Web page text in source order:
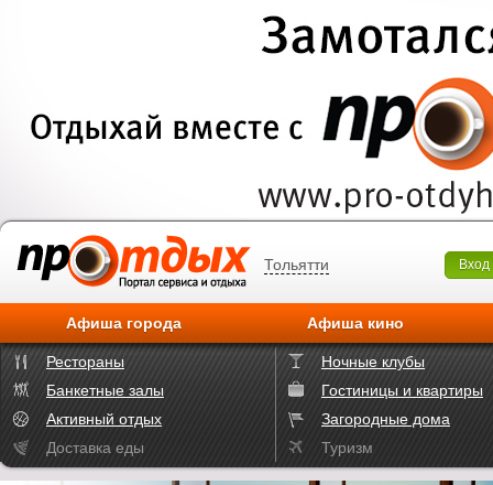
Тольятти Вход
Афиша города Афиша кино
Рестораны
Ночные клубы
Банкетные залы
Гостиницы и квартиры
Активный отдых
Загородные дома
Доставка еды
Туризм